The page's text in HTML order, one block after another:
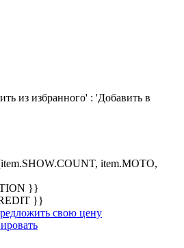
из избранного' : 'Добавить в
item.MOTO,
}}
}}
свою цену